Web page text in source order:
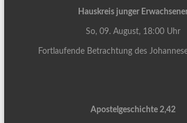
Hauskreis junger
So, 09. August, 18:00 Uhr
Fortlaufende Betrachtung des
Apostelgeschichte 2,42